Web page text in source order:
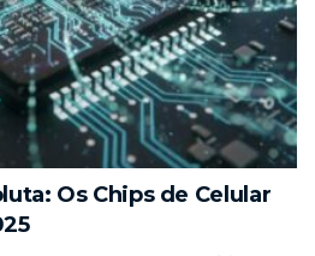
Os Chips de Celular